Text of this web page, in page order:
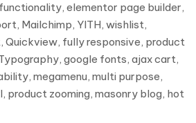
elementor page builder,
Mailchimp, YITH, wishlist,
Quickview, fully responsive, product
google fonts, ajax cart,
megamenu, multi purpose,
product zooming, masonry blog, hot